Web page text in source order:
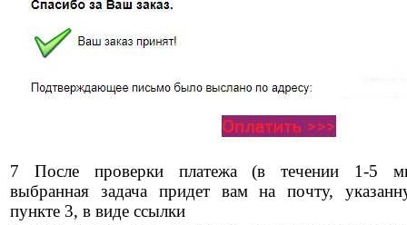
7 После проверки платежа (в течении 1-5
выбранная задача придет вам на почту,
пункте 3, в виде ссылки